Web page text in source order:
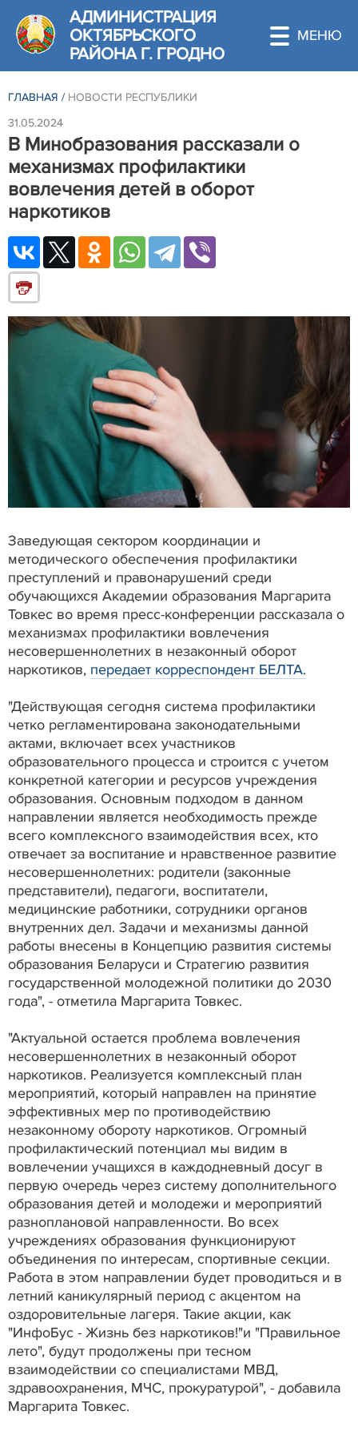
АДМИНИСТРАЦИЯ
ОКТЯБРЬСКОГО
РАЙОНА Г. ГРОДНО
ГЛАВНАЯ / НОВОСТИ РЕСПУБЛИКИ
31.05.2024
В Минобразования рассказали о
механизмах профилактики
вовлечения детей в оборот
наркотиков
Заведующая сектором координации и
методического обеспечения профилактики
преступлений и правонарушений среди
обучающихся Академии образования Маргарита
Товкес во время пресс-конференции рассказала о
механизмах профилактики вовлечения
несовершеннолетних в незаконный оборот
наркотиков, передает корреспондент БЕЛТА.
"Действующая сегодня система профилактики
четко регламентирована законодательными
актами, включает всех участников
образовательного процесса и строится с учетом
конкретной категории и ресурсов учреждения
образования. Основным подходом в данном
направлении является необходимость прежде
всего комплексного взаимодействия всех, кто
отвечает за воспитание и нравственное развитие
несовершеннолетних: родители (законные
представители), педагоги, воспитатели,
медицинские работники, сотрудники органов
внутренних дел. Задачи и механизмы данной
работы внесены в Концепцию развития системы
образования Беларуси и Стратегию развития
государственной молодежной политики до 2030
года", - отметила Маргарита Товкес.
"Актуальной остается проблема вовлечения
несовершеннолетних в незаконный оборот
наркотиков. Реализуется комплексный план
мероприятий, который направлен на принятие
эффективных мер по противодействию
незаконному обороту наркотиков. Огромный
профилактический потенциал мы видим в
вовлечении учащихся в каждодневный досуг в
первую очередь через систему дополнительного
образования детей и молодежи и мероприятий
разноплановой направленности. Во всех
учреждениях образования функционируют
объединения по интересам, спортивные секции.
Работа в этом направлении будет проводиться и в
летний каникулярный период с акцентом на
оздоровительные лагеря. Такие акции, как
"ИнфоБус - Жизнь без наркотиков!"и "Правильное
лето", будут продолжены при тесном
взаимодействии со специалистами МВД,
здравоохранения, МЧС, прокуратурой", - добавила
Маргарита Товкес.